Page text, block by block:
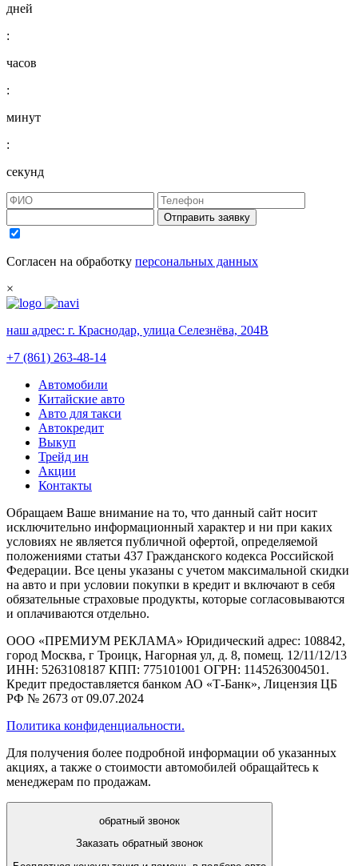
дней
:
часов
:
минут
:
секунд
Отправить заявку
Согласен на обработку персональных данных
×
наш адрес: г. Краснодар, улица Селезнёва, 204В
+7 (861) 263-48-14
Автомобили
Китайские авто
Авто для такси
Автокредит
Выкуп
Трейд ин
Акции
Контакты
Обращаем Ваше внимание на то, что данный сайт носит
исключительно информационный характер и ни при каких
условиях не является публичной офертой, определяемой
положениями статьи 437 Гражданского кодекса Российской
Федерации. Все цены указаны с учетом максимальной скидки
на авто и при условии покупки в кредит и включают в себя
обязательные страховые продукты, которые согласовываются
и оплачиваются отдельно.
ООО «ПРЕМИУМ РЕКЛАМА» Юридический адрес: 108842,
город Москва, г Троицк, Нагорная ул, д. 8, помещ. 12/11/12/13
ИНН: 5263108187 КПП: 775101001 ОГРН: 1145263004501.
Кредит предоставляется банком АО «Т-Банк», Лицензия ЦБ
РФ № 2673 от 09.07.2024
Политика конфиденциальности.
Для получения более подробной информации об указанных
акциях, а также о стоимости автомобилей обращайтесь к
менеджерам по продажам.
обратный звонок
Заказать обратный звонок